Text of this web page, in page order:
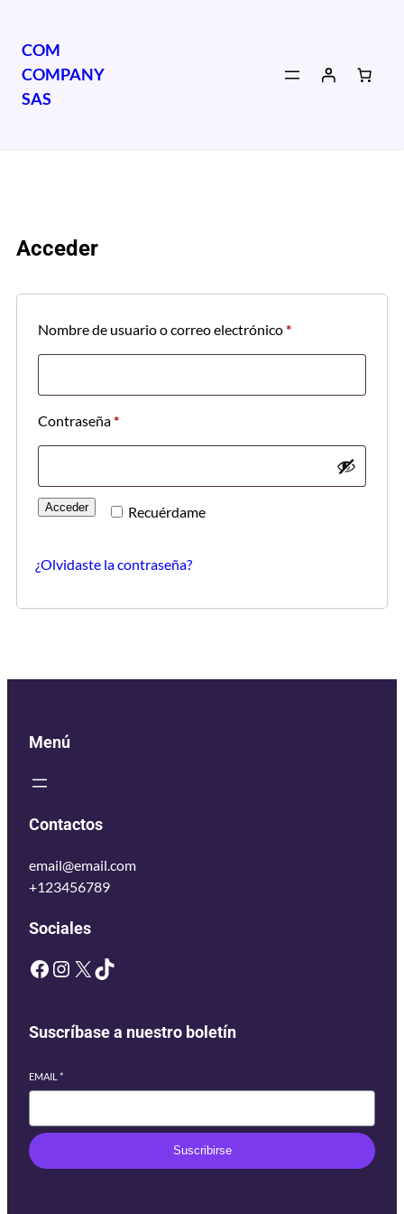
COM
COMPANY
SAS
Acceder
Nombre de usuario o correo electrónico*
Contraseña*
Recuérdame
Acceder
¿Olvidaste la contraseña?
Menú
Contactos
email@email.com
+123456789
Sociales
Suscríbase a nuestro boletín
EMAIL *
Suscribirse